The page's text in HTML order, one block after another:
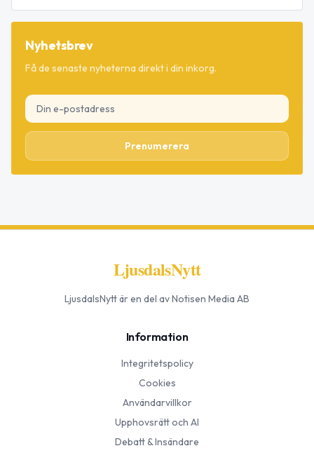
Nyhetsbrev
Få de senaste nyheterna direkt i din inkorg.
Prenumerera
LjusdalsNytt
LjusdalsNyttär en del av Notisen Media AB
Information
Integritetspolicy
Cookies
Användarvillkor
Upphovsrätt och AI
Debatt & Insändare